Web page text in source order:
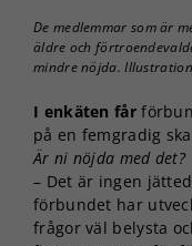
De medlemmar som är
äldre och
mindre nöjda.
I enkäten får
på en femgradig
Är ni nöjda med det?
– Det är ingen
förbundet har
frågor väl belysta